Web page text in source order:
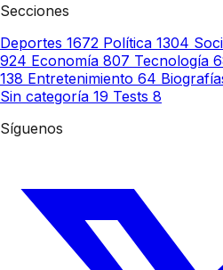
Secciones
Deportes 1672 Política 1304
924 Economía 807 Tecnología
138 Entretenimiento 64
Sin categoría 19 Tests 8
Síguenos